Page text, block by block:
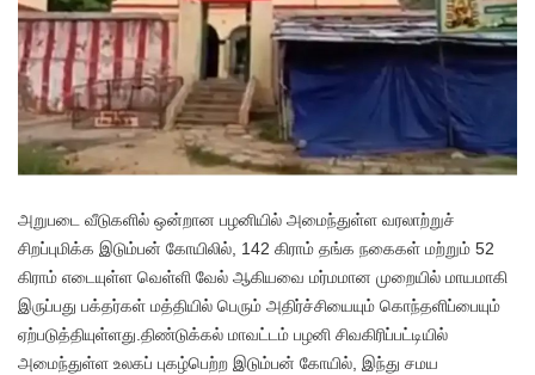
அறுபடை வீடுகளில் ஒன்றான பழனியில் அமைந்துள்ள வரலாற்றுச்
சிறப்புமிக்க இடும்பன் கோயிலில், 142 கிராம் தங்க நகைகள் மற்றும் 52
கிராம் எடையுள்ள வெள்ளி வேல் ஆகியவை மர்மமான முறையில் மாயமாகி
இருப்பது பக்தர்கள் மத்தியில் பெரும் அதிர்ச்சியையும் கொந்தளிப்பையும்
ஏற்படுத்தியுள்ளது.திண்டுக்கல் மாவட்டம் பழனி சிவகிரிப்பட்டியில்
அமைந்துள்ள உலகப் புகழ்பெற்ற இடும்பன் கோயில், இந்து சமய